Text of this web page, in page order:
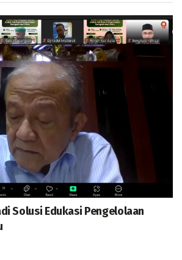
Solusi Edukasi Pengelolaan